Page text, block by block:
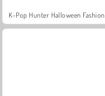
K-Pop Hunter Halloween Fashion